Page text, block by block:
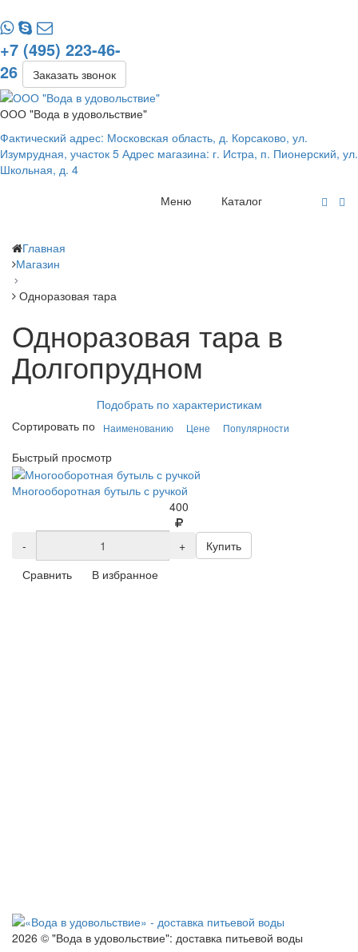
+7 (495) 223-46-
26
Заказать звонок
ООО "Вода в удовольствие"
Фактический адрес: Московская область, д. Корсаково, ул.
Изумрудная, участок 5 Адрес магазина: г. Истра, п. Пионерский, ул.
Школьная, д. 4
Каталог
Меню
Главная
Магазин
Одноразовая тара
Одноразовая тара в
Долгопрудном
Подобрать по характеристикам
Сортировать по
Наименованию Цене Популярности
Быстрый просмотр
Многооборотная бутыль с ручкой
400
- +
Купить
Сравнить
В избранное
2026 © "Вода в удовольствие": доставка питьевой воды